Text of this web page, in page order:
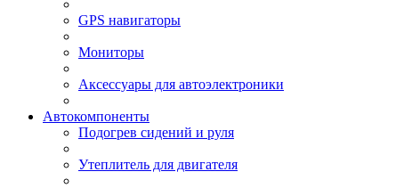
GPS навигаторы
Мониторы
Аксессуары для автоэлектроники
Автокомпоненты
Подогрев сидений и руля
Утеплитель для двигателя